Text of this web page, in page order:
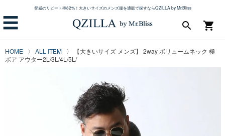
脅威のリピート率82%！大きいサイズのメンズ服を通販で探すならQZILLA by Mr.Bliss
☰ shopping_cart
search
HOME ALL ITEM
【大きいサイズ メンズ】 2way ボリュームネック 極
ボア アウター2L/3L/4L/5L/